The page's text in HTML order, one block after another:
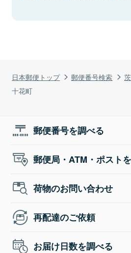
日本郵便トップ 郵便番号検索
十花町
郵便番号を調べる
郵便局・ATM・ポスト
荷物のお問い合わせ
再配達のご依頼
お届け日数を調べる